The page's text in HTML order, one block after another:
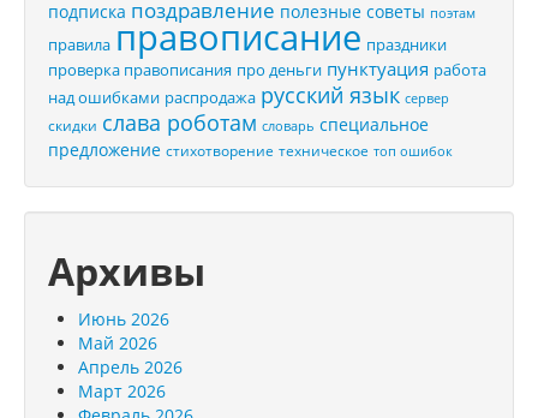
подписка поздравление полезные советы поэтам
правила правописание праздники
проверка правописания про деньги пунктуация работа
над ошибками распродажа русский язык сервер
скидки слава роботам словарь специальное
предложение стихотворение техническое топ ошибок
Архивы
Июнь 2026
Май 2026
Апрель 2026
Март 2026